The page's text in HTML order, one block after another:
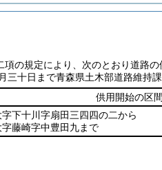
項の規定により、次のとおり道路
十日まで青森県土木部道路維持
供用開始の区間
下十川字扇田三四四の二から
藤崎字中豊田九まで